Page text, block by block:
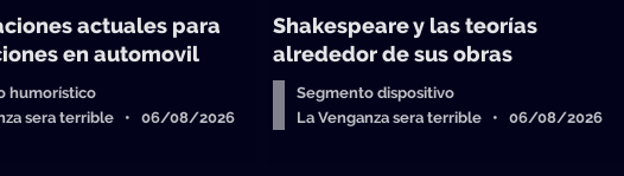
actuales para
en automovil
humorístico
sera terrible • 06/08/2026
Shakespeare y las teorías
alrededor de sus obras
Segmento dispositivo
La Venganza sera terrible • 06/08/2026